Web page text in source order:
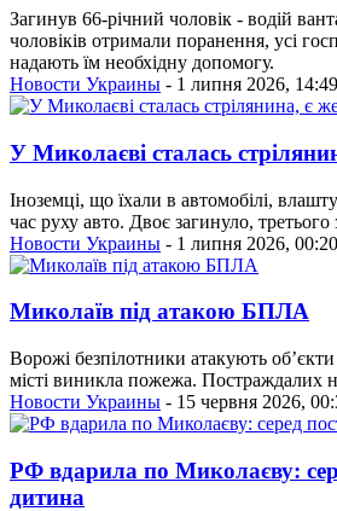
Загинув 66-річний чоловік - водій
чоловіків отримали поранення, усі
надають їм необхідну допомогу.
Новости Украины - 1 липня 2026, 14:49
У Миколаєві сталась
Іноземці, що їхали в автомобілі,
час руху авто. Двоє загинуло, третього
Новости Украины - 1 липня 2026, 00:20
Миколаїв під атакою БПЛА
Ворожі безпілотники атакують
місті виникла пожежа. Постраждалих
Новости Украины - 15 червня 2026,
РФ вдарила по Миколаєву:
дитина